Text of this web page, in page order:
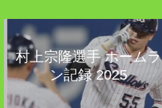
村上宗隆選手 ホームラ
ン記録 2025